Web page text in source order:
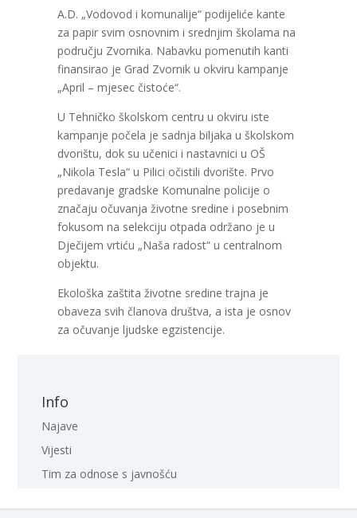
A.D. „Vodovod i komunalije“ podijeliće kante
za papir svim osnovnim i srednjim školama na
području Zvornika. Nabavku pomenutih kanti
finansirao je Grad Zvornik u okviru kampanje
„April – mjesec čistoće“.
U Tehničko školskom centru u okviru iste
kampanje počela je sadnja biljaka u školskom
dvorištu, dok su učenici i nastavnici u OŠ
„Nikola Tesla“ u Pilici očistili dvorište. Prvo
predavanje gradske Komunalne policije o
značaju očuvanja životne sredine i posebnim
fokusom na selekciju otpada održano je u
Dječijem vrtiću „Naša radost“ u centralnom
objektu.
Ekološka zaštita životne sredine trajna je
obaveza svih članova društva, a ista je osnov
za očuvanje ljudske egzistencije.
Info
Najave
Vijesti
Tim za odnose s javnošću